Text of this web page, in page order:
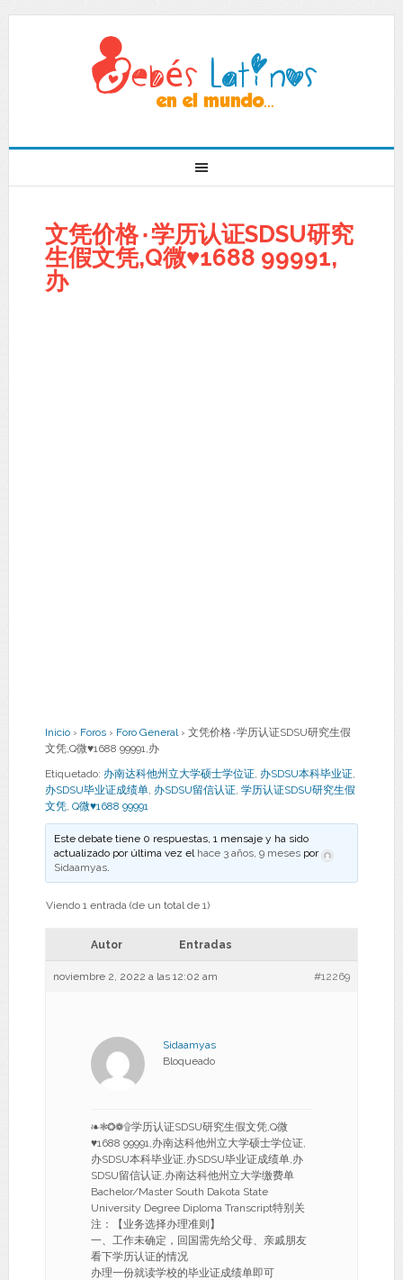
文凭价格۰学历认证SDSU研究
生假文凭,Q微♥1688 99991,
办
Inicio › Foros › Foro General › 文凭价格۰学历认证SDSU研究生假
文凭,Q微♥1688 99991,办
Etiquetado: 办南达科他州立大学硕士学位证, 办SDSU本科毕业证,
办SDSU毕业证成绩单, 办SDSU留信认证, 学历认证SDSU研究生假
文凭, Q微♥1688 99991
Este debate tiene 0 respuestas, 1 mensaje y ha sido
actualizado por última vez el hace 3 años, 9 meses por
Sidaamyas.
Viendo 1 entrada (de un total de 1)
Autor Entradas
noviembre 2, 2022 a las 12:02 am #12269
Sidaamyas
Bloqueado
❧❃❂❁۩学历认证SDSU研究生假文凭,Q微
♥1688 99991,办南达科他州立大学硕士学位证,
办SDSU本科毕业证,办SDSU毕业证成绩单,办
SDSU留信认证,办南达科他州立大学缴费单
Bachelor/Master South Dakota State
University Degree Diploma Transcript特别关
注：【业务选择办理准则】
一、工作未确定，回国需先给父母、亲戚朋友
看下学历认证的情况
办理一份就读学校的毕业证成绩单即可